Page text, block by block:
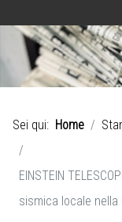
Sei qui: Home
EINSTEIN
sismica locale nella